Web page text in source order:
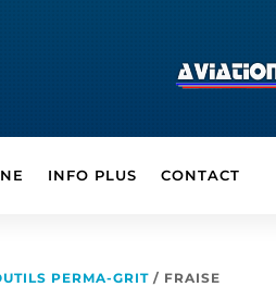
INFO PLUS CONTACT
PERMA-GRIT / FRAISE